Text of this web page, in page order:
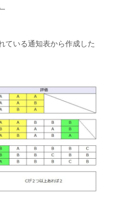
ている通知表から作成した